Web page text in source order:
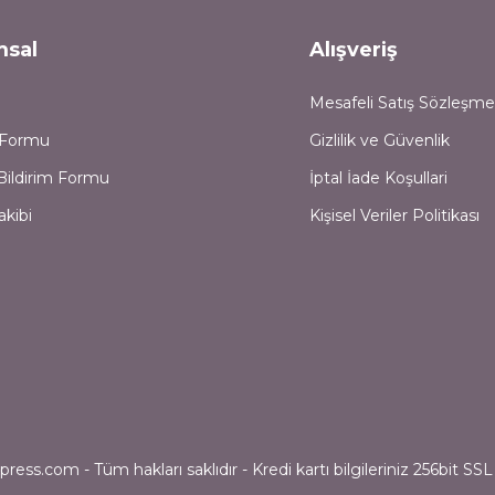
Formu
Alışveriş
Mesafeli Satış
Gizlilik ve Güvenlik
İptal İade Koşullari
Kişisel Veriler Politikası
- Tüm hakları saklıdır - Kredi kartı bilgileriniz 256bit